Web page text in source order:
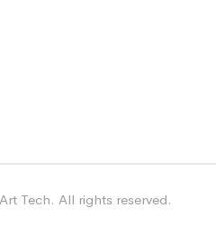
Tech. All rights reserved.